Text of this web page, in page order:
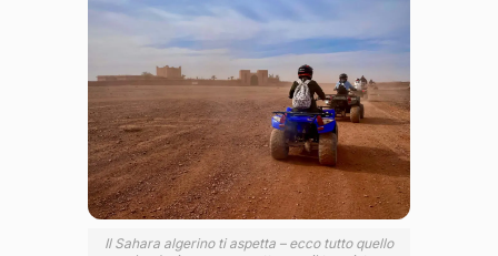
Il Sahara algerino ti aspetta – ecco tutto quello